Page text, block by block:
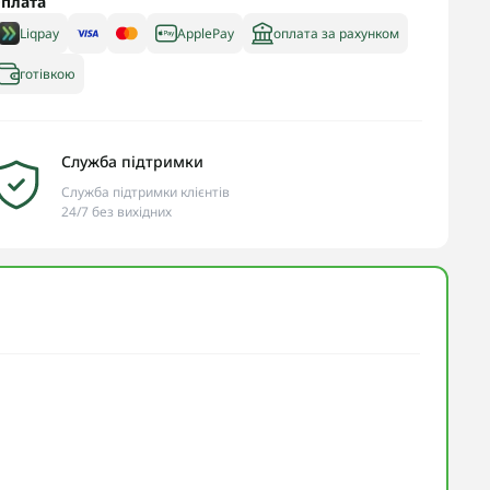
Liqpay ApplePay оплата за рахунком
готівкою
Служба підтримки
Служба підтримки клієнтів
24/7 без вихідних